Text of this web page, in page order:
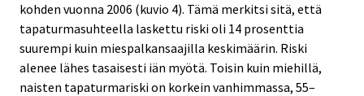
kohden vuonna 2006 (kuvio 4). Tämä merkitsi sitä, että
tapaturmasuhteella laskettu riski oli 14 prosenttia
suurempi kuin miespalkansaajilla keskimäärin. Riski
alenee lähes tasaisesti iän myötä. Toisin kuin miehillä,
naisten tapaturmariski on korkein vanhimmassa, 55–